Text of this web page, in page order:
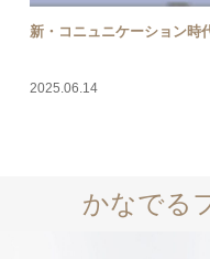
新・コニュニケーション時
2025.06.14
かなでる